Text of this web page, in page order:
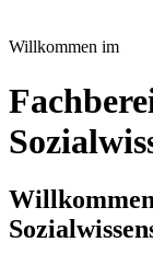
Willkommen im